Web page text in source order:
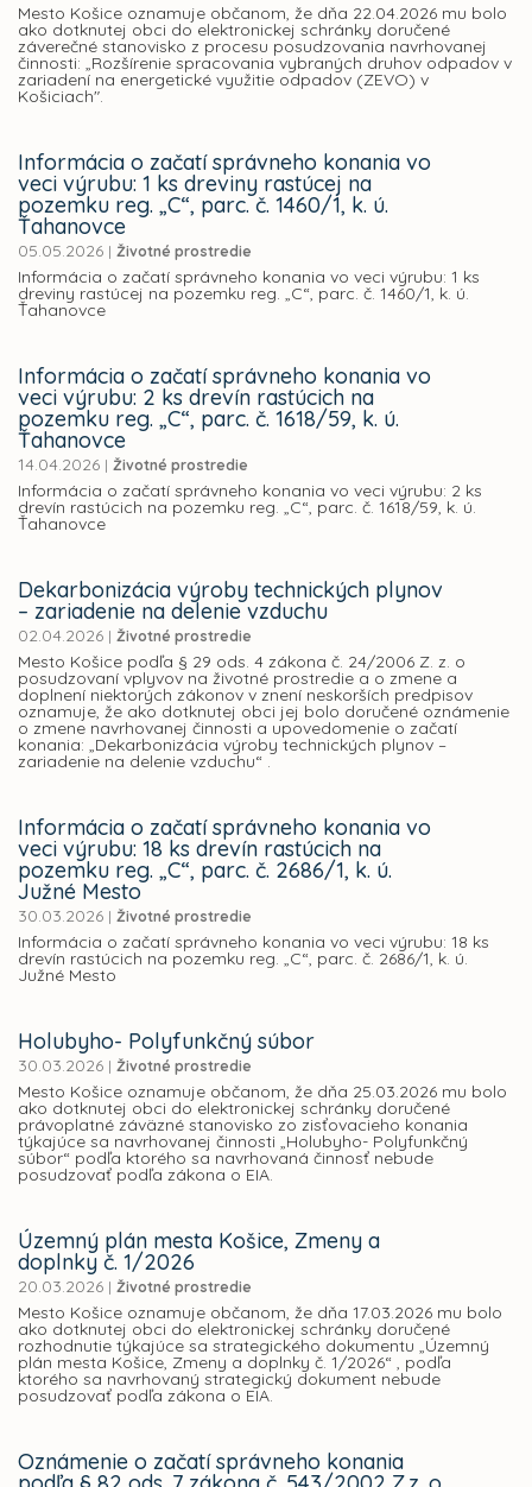
Mesto Košice oznamuje občanom, že dňa 22.04.2026 mu bolo
ako dotknutej obci do elektronickej schránky doručené
záverečné stanovisko z procesu posudzovania navrhovanej
činnosti: „Rozšírenie spracovania vybraných druhov odpadov v
zariadení na energetické využitie odpadov (ZEVO) v
Košiciach".
Informácia o začatí správneho konania vo
veci výrubu: 1 ks dreviny rastúcej na
pozemku reg. „C“, parc. č. 1460/1, k. ú.
Ťahanovce
05.05.2026 | Životné prostredie
Informácia o začatí správneho konania vo veci výrubu: 1 ks
dreviny rastúcej na pozemku reg. „C“, parc. č. 1460/1, k. ú.
Ťahanovce
Informácia o začatí správneho konania vo
veci výrubu: 2 ks drevín rastúcich na
pozemku reg. „C“, parc. č. 1618/59, k. ú.
Ťahanovce
14.04.2026 | Životné prostredie
Informácia o začatí správneho konania vo veci výrubu: 2 ks
drevín rastúcich na pozemku reg. „C“, parc. č. 1618/59, k. ú.
Ťahanovce
Dekarbonizácia výroby technických plynov
– zariadenie na delenie vzduchu
02.04.2026 | Životné prostredie
Mesto Košice podľa § 29 ods. 4 zákona č. 24/2006 Z. z. o
posudzovaní vplyvov na životné prostredie a o zmene a
doplnení niektorých zákonov v znení neskorších predpisov
oznamuje, že ako dotknutej obci jej bolo doručené oznámenie
o zmene navrhovanej činnosti a upovedomenie o začatí
konania: „Dekarbonizácia výroby technických plynov –
zariadenie na delenie vzduchu“ .
Informácia o začatí správneho konania vo
veci výrubu: 18 ks drevín rastúcich na
pozemku reg. „C“, parc. č. 2686/1, k. ú.
Južné Mesto
30.03.2026 | Životné prostredie
Informácia o začatí správneho konania vo veci výrubu: 18 ks
drevín rastúcich na pozemku reg. „C“, parc. č. 2686/1, k. ú.
Južné Mesto
Holubyho- Polyfunkčný súbor
30.03.2026 | Životné prostredie
Mesto Košice oznamuje občanom, že dňa 25.03.2026 mu bolo
ako dotknutej obci do elektronickej schránky doručené
právoplatné záväzné stanovisko zo zisťovacieho konania
týkajúce sa navrhovanej činnosti „Holubyho- Polyfunkčný
súbor“ podľa ktorého sa navrhovaná činnosť nebude
posudzovať podľa zákona o EIA.
Územný plán mesta Košice, Zmeny a
doplnky č. 1/2026
20.03.2026 | Životné prostredie
Mesto Košice oznamuje občanom, že dňa 17.03.2026 mu bolo
ako dotknutej obci do elektronickej schránky doručené
rozhodnutie týkajúce sa strategického dokumentu „Územný
plán mesta Košice, Zmeny a doplnky č. 1/2026“ , podľa
ktorého sa navrhovaný strategický dokument nebude
posudzovať podľa zákona o EIA.
Oznámenie o začatí správneho konania